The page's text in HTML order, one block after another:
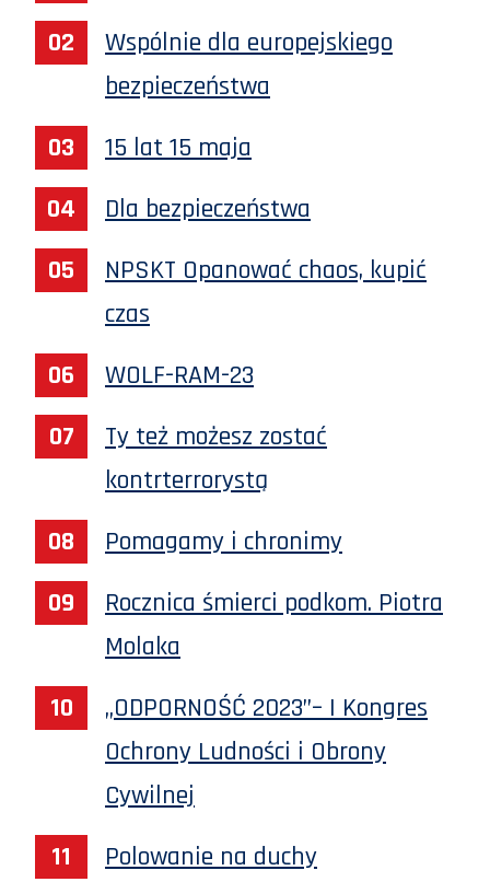
Wspólnie dla europejskiego
bezpieczeństwa
15 lat 15 maja
Dla bezpieczeństwa
NPSKT Opanować chaos, kupić
czas
WOLF-RAM-23
Ty też możesz zostać
kontrterrorystą
Pomagamy i chronimy
Rocznica śmierci podkom. Piotra
Molaka
„ODPORNOŚĆ 2023”– I Kongres
Ochrony Ludności i Obrony
Cywilnej
Polowanie na duchy